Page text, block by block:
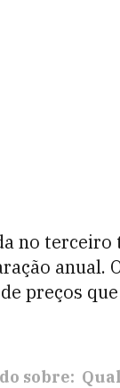
no terceiro
anual.
preços
sobre: